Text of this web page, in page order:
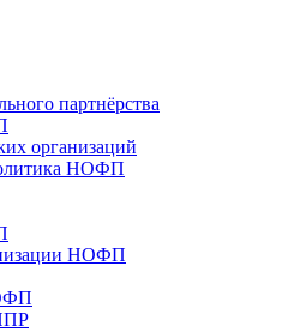
партнёрства
организаций
НОФП
НОФП